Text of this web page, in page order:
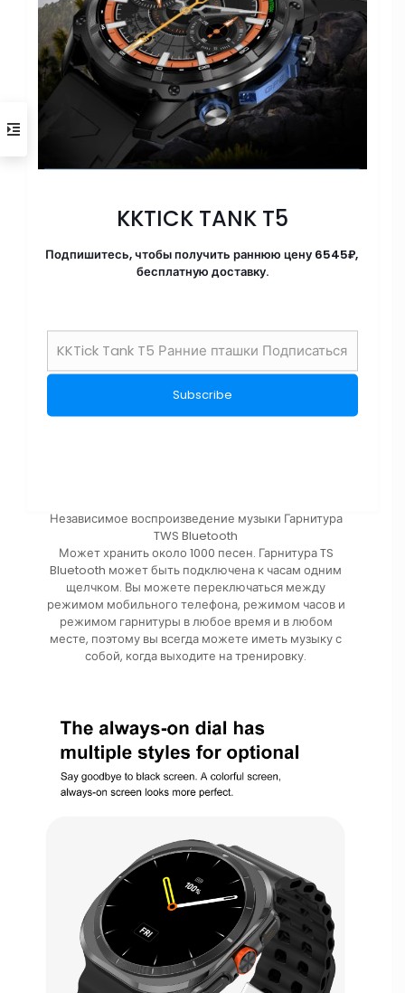
Новое соединение Bluetooth 5.3Dua
Поддержка новейшего протокола Bluetooth,
простота эксплуатации, возможность синхронизации
2000 контактов, расстояние до 8 метров, а скорость
намного выше.
Независимое воспроизведение музыки Гарнитура
TWS Bluetooth
Может хранить около 1000 песен. Гарнитура TS
Bluetooth может быть подключена к часам одним
щелчком. Вы можете переключаться между
режимом мобильного телефона, режимом часов и
режимом гарнитуры в любое время и в любом
месте, поэтому вы всегда можете иметь музыку с
собой, когда выходите на тренировку.
KKTICK TANK T5
Подпишитесь, чтобы получить раннюю цену 6545₽,
бесплатную доставку.